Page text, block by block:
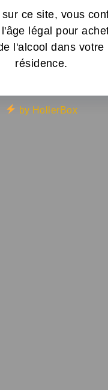
ce site, vous
légal pour
l'alcool dans votre
résidence.
by HollerBox